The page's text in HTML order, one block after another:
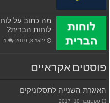
מה כתוב על
לוחות הברית?
ינואר 8, 2019 1
פוסטים אקראיים
האיגרת השנייה לתסלוניקים
ספטמבר 10, 2017